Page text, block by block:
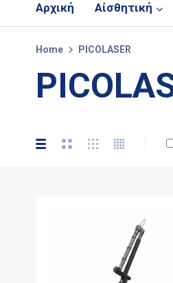
Αρχική Αίσθητική
Home PICOLASER